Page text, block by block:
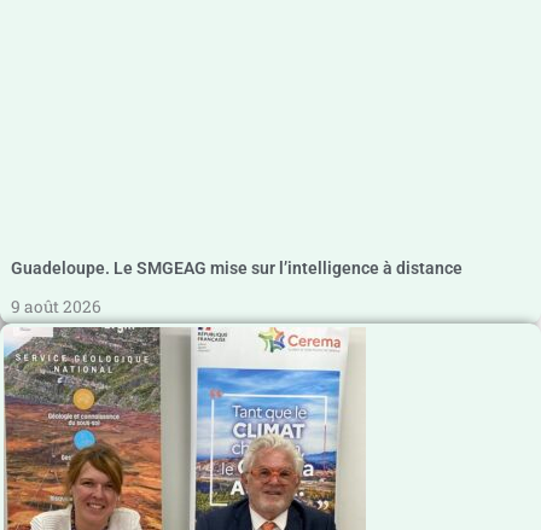
Guadeloupe. Le SMGEAG mise sur l’intelligence à distance
9 août 2026